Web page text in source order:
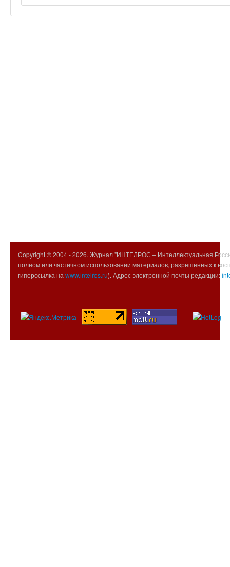
Copyright © 2004 -2026. Журнал "ИНТЕЛРОС – Интеллектуальная
полном или частичном использовании материалов, разрешенных к
гиперссылка на www.intelros.ru). Адрес электронной почты редакции: